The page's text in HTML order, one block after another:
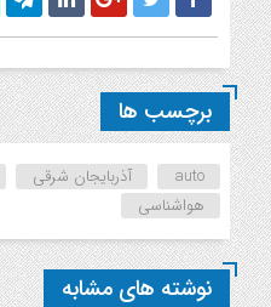
برچسب ها
auto آذربایجان شرقی
هواشناسی
نوشته های مشابه